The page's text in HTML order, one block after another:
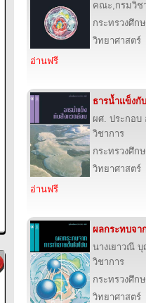
คณะ,กรมวิช
กระทรวงศึก
วิทยาศาสตร์
อ่านฟรี
ธารน้ำแข็งกั
ผศ. ประกอ
วิชาการ
กระทรวงศึก
วิทยาศาสตร์
อ่านฟรี
ผลกระทบจา
นางเยาวณี
วิชาการ
กระทรวงศึก
วิทยาศาสตร์